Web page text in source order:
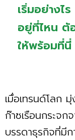
เริ่มอย่างไ
อยู่ที่ไหน ต้
ให้พร้อมที่นี่
เมื่อเทรนด์โลก
ก๊าซเรือนกระจก
บรรดาธุรกิจที่มีก